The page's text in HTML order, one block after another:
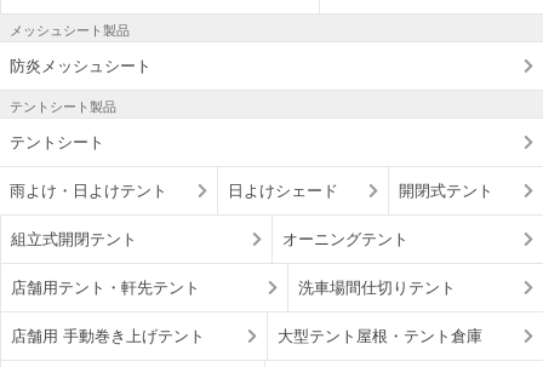
メッシュシート製品
防炎メッシュシート
テントシート製品
テントシート
雨よけ・日よけテント 日よけシェード 開閉式テント
組立式開閉テント オーニングテント
店舗用テント・軒先テント 洗車場間仕切りテント
店舗用 手動巻き上げテント 大型テント屋根・テント倉庫